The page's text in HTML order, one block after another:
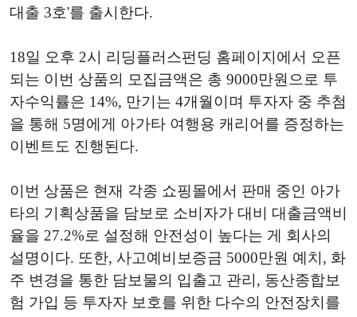
대출 3호'를 출시한다.
18일 오후 2시 리딩플러스펀딩 홈페이지에서 오픈
되는 이번 상품의 모집금액은 총 9000만원으로 투
자수익률은 14%, 만기는 4개월이며 투자자 중 추첨
을 통해 5명에게 아가타 여행용 캐리어를 증정하는
이벤트도 진행된다.
이번 상품은 현재 각종 쇼핑몰에서 판매 중인 아가
타의 기획상품을 담보로 소비자가 대비 대출금액비
율을 27.2%로 설정해 안전성이 높다는 게 회사의
설명이다. 또한, 사고예비보증금 5000만원 예치, 화
주 변경을 통한 담보물의 입출고 관리, 동산종합보
험 가입 등 투자자 보호를 위한 다수의 안전장치를